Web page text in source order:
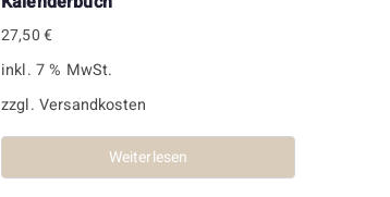
27,50€
inkl. 7 % MwSt.
zzgl. Versandkosten
Weiterlesen